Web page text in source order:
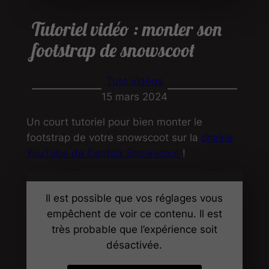
Tutoriel vidéo : monter son
footstrap de snowscoot
Tuto vidéos
15 mars 2024
Un court tutoriel pour bien monter le
footstrap de votre snowscoot sur la chaîne
YouTube de Centsix Snowscoot!
Il est possible que vos réglages vous
empêchent de voir ce contenu. Il est
très probable que l’expérience soit
désactivée.